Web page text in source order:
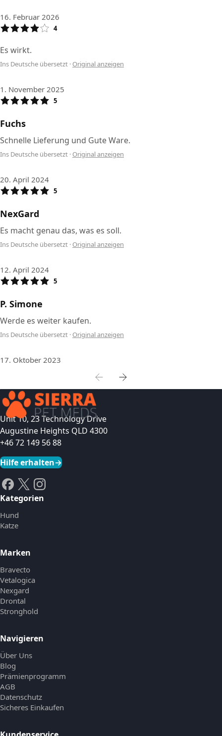
16. Februar 2026
4
Es wirkt.
Ins Deutsche übersetzt · Original anzeigen
1. November 2025
5
Fuchs
Schnelle Lieferung und Gute Ware.
Ins Deutsche übersetzt · Original anzeigen
20. April 2024
5
NexGard
Es macht genau das, was es soll.
Ins Deutsche übersetzt · Original anzeigen
12. April 2024
5
P. Simone
Werde es weiter kaufen.
Ins Deutsche übersetzt · Original anzeigen
17. Oktober 2023
Unit 10, 23 Technology Drive
Augustine Heights QLD 4300
+46 72 149 56 88
Hilfe erhalten→
Kategorien
Hund
Katze
Marken
Bravecto
Vetalogica
Nexgard
Drontal
Stronghold
Navigieren
Über Uns
Blog
Prämienprogramm
AGB
Datenschutz
Sicheres Einkaufen